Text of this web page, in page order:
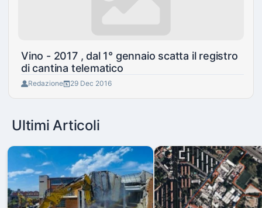
Vino - 2017 , dal 1° gennaio scatta il registro
di cantina telematico
Redazione 29 Dec 2016
Ultimi Articoli